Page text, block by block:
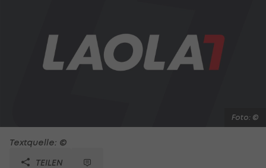
Foto: ©
Textquelle: ©
TEILEN